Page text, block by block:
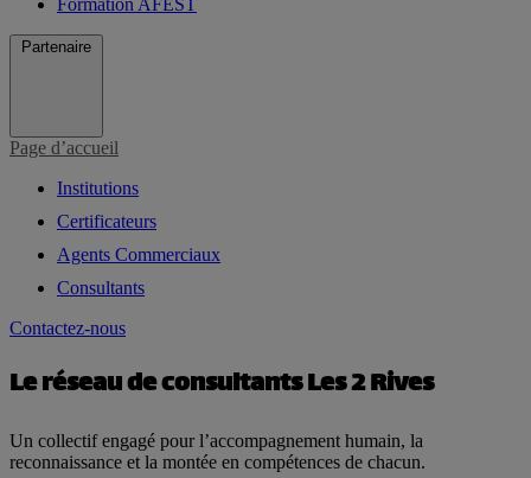
Formation AFEST
Partenaire
Page d’accueil
Institutions
Certificateurs
Agents Commerciaux
Consultants
Contactez-nous
Le réseau de consultantsLes 2 Rives
Un collectif engagé pour l’accompagnement humain, la
reconnaissance et la montée en compétences de chacun.